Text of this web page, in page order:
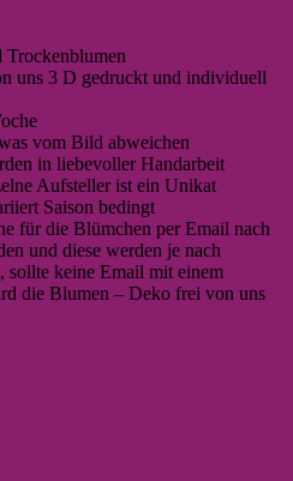
uns 3 D gedruckt und individuell
vom Bild abweichen
in liebevoller Handarbeit
Aufsteller ist ein Unikat
Saison bedingt
für die Blümchen per Email nach
und diese werden je nach
sollte keine Email mit einem
die Blumen – Deko frei von uns